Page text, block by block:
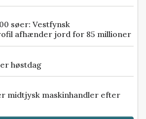
søer: Vestfynsk
afhænder jord for 85 millioner
høstdag
midtjysk maskinhandler efter